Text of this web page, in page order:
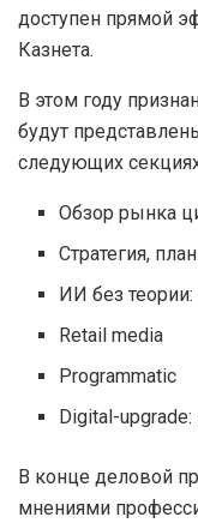
доступен прямой
Казнета.
В этом году
будут
следующих
Обзор рынка
Стратегия,
ИИ без теории:
Retail media
Programmatic
Digital-
В конце деловой
мнениями